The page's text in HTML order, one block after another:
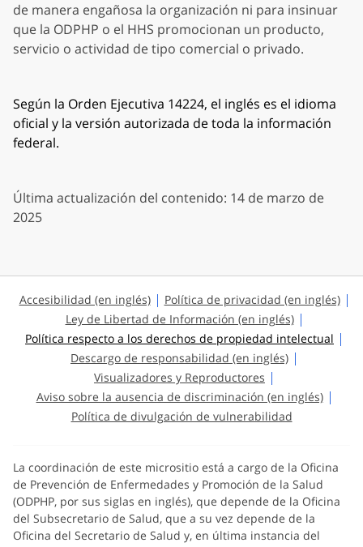
de manera engañosa la organización ni para insinuar
que la ODPHP o el HHS promocionan un producto,
servicio o actividad de tipo comercial o privado.
Según la Orden Ejecutiva 14224, el inglés es el idioma
oficial y la versión autorizada de toda la información
federal.
Última actualización del contenido: 14 de marzo de
2025
Accesibilidad (en inglés)
Política de privacidad (en inglés)
Ley de Libertad de Información (en inglés)
Política respecto a los derechos de propiedad intelectual
Descargo de responsabilidad (en inglés)
Visualizadores y Reproductores
Aviso sobre la ausencia de discriminación (en inglés)
Política de divulgación de vulnerabilidad
La coordinación de este micrositio está a cargo de la Oficina
de Prevención de Enfermedades y Promoción de la Salud
(ODPHP, por sus siglas en inglés), que depende de la Oficina
del Subsecretario de Salud, que a su vez depende de la
Oficina del Secretario de Salud y, en última instancia del